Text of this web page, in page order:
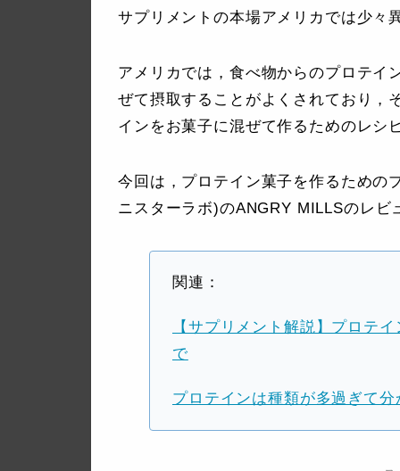
サプリメントの本場アメリカでは少々
アメリカでは，食べ物からのプロテイ
ぜて摂取することがよくされており，
インをお菓子に混ぜて作るためのレシ
今回は，プロテイン菓子を作るための
ニスターラボ)のANGRY MILLSのレビ
関連：
【サプリメント解説】プロテ
で
プロテインは種類が多過ぎて